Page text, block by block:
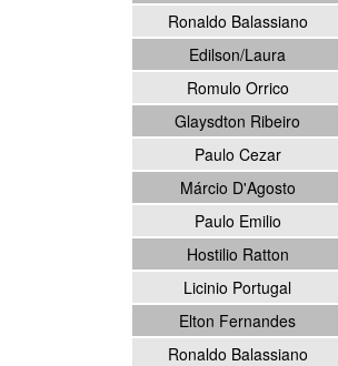
Ronaldo Balassiano
Edilson/Laura
Romulo Orrico
Glaysdton Ribeiro
Paulo Cezar
Márcio D'Agosto
Paulo Emilio
Hostilio Ratton
Licinio Portugal
Elton Fernandes
Ronaldo Balassiano